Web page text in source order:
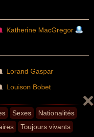
Sexes
Nationalités
Toujours vivants
Katherine MacGregor
Lorand Gaspar
Louison Bobet